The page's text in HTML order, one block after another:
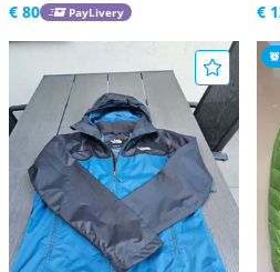
€ 80
PayLivery
€